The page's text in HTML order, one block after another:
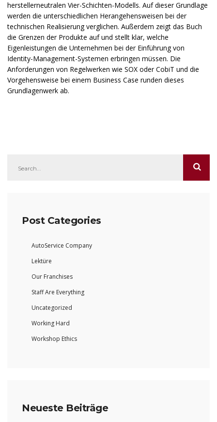
herstellerneutralen Vier-Schichten-Modells. Auf dieser Grundlage
werden die unterschiedlichen Herangehensweisen bei der
technischen Realisierung verglichen. Außerdem zeigt das Buch
die Grenzen der Produkte auf und stellt klar, welche
Eigenleistungen die Unternehmen bei der Einführung von
Identity-Management-Systemen erbringen müssen. Die
Anforderungen von Regelwerken wie SOX oder CobiT und die
Vorgehensweise bei einem Business Case runden dieses
Grundlagenwerk ab.
Post Categories
AutoService Company
Lektüre
Our Franchises
Staff Are Everything
Uncategorized
Working Hard
Workshop Ethics
Neueste Beiträge